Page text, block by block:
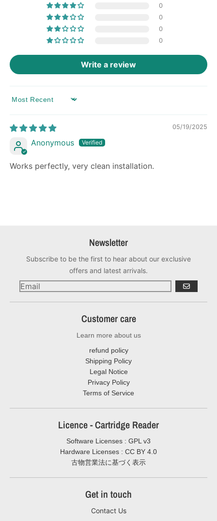
0
0
0
0
Write a review
SORT BY
05/19/2025
Anonymous
Works perfectly, very clean installation.
Newsletter
Subscribe to be the first to hear about our exclusive
offers and latest arrivals.
GO
Customer care
Learn more about us
refund policy
Shipping Policy
Legal Notice
Privacy Policy
Terms of Service
Licence - Cartridge Reader
Software Licenses : GPL v3
Hardware Licenses : CC BY 4.0
古物営業法に基づく表示
Get in touch
Contact Us